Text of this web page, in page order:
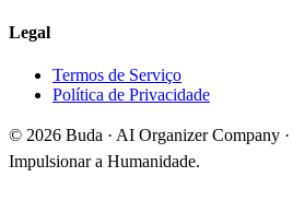
Legal
Termos de Serviço
Política de Privacidade
© 2026 Buda · AI Organizer Company ·
Impulsionar a Humanidade.